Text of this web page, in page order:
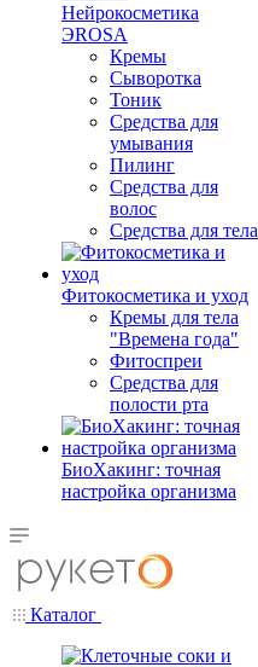
Нейрокосметика
ЭROSA
Кремы
Сыворотка
Тоник
Средства для
умывания
Пилинг
Средства для
волос
Средства для тела
Фитокосметика и уход
Кремы для тела
"Времена года"
Фитоспреи
Средства для
полости рта
БиоХакинг: точная
настройка организма
Каталог